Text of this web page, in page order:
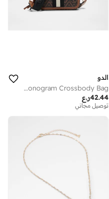
الدو
MASUMA Monogram Crossbody Bag
ر.ع42.44
توصيل مجاني